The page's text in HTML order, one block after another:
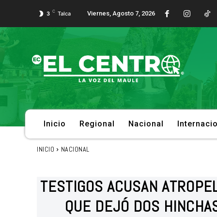
3 C Talca Viernes, Agosto 7, 2026
Inicio Regional Nacional
INICIO NACIONAL
TESTIGOS ACUSAN
QUE DEJÓ DOS